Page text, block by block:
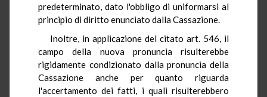
predeterminato, dato l'obbligo di uniformarsi al
principio di diritto enunciato dalla Cassazione.
Inoltre, in applicazione del citato art. 546, il
campo della nuova pronuncia risulterebbe
rigidamente condizionato dalla pronuncia della
Cassazione anche per quanto riguarda
l'accertamento dei fatti, i quali risulterebbero